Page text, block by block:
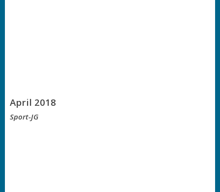
April 2018
Sport-JG